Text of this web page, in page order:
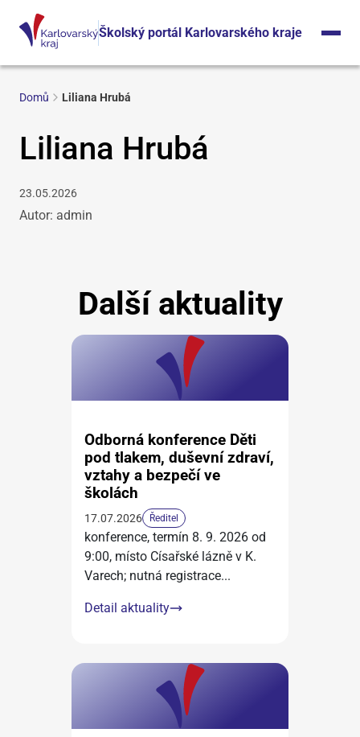
Školský portál Karlovarského kraje
Domů Liliana Hrubá
Liliana Hrubá
23.05.2026
Autor: admin
Další aktuality
Odborná konference Děti
pod tlakem, duševní zdraví,
vztahy a bezpečí ve
školách
17.07.2026 Ředitel
konference, termín 8. 9. 2026 od
9:00, místo Císařské lázně v K.
Varech; nutná registrace...
Detail aktuality